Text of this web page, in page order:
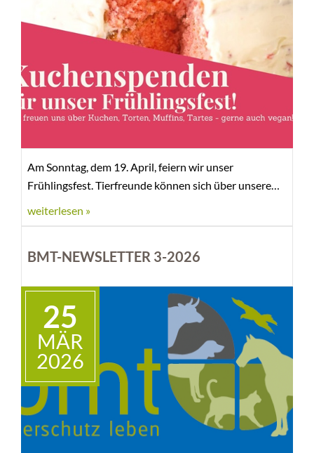
Am Sonntag, dem 19. April, feiern wir unser
Frühlingsfest. Tierfreunde können sich über unsere
weiterlesen »
BMT-NEWSLETTER 3-2026
25
MÄR
2026